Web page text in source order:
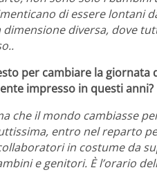
di essere lontani
dimensione diversa, dove
per cambiare la
impresso in questi anni?
che il mondo cambiasse
entro nel reparto
in costume da
e genitori. È l’orario